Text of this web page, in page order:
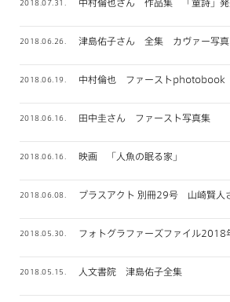
2018.07.31.
2018.06.26. 津島佑子さん 全集 カヴァー写真
2018.06.19. 中村倫也 ファーストphotobook
2018.06.16. 田中圭さん ファースト写真集
2018.06.16. 映画 「人魚の眠る家」
2018.06.08. プラスアクト 別冊29号 山崎賢人
2018.05.30. フォトグラファーズファイル2018
2018.05.15. 人文書院 津島佑子全集